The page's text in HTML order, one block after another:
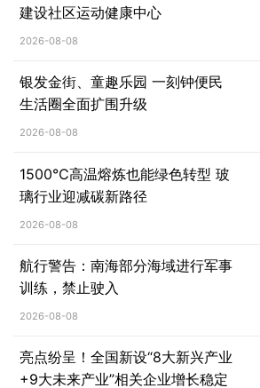
建设社区运动健康中心
2026-08-08
银发金街、童趣乐园 一刻钟便民
生活圈全面扩围升级
2026-08-08
1500℃高温熔炼也能绿色转型 玻
璃行业迎减碳新路径
2026-08-08
航行警告：南海部分海域进行军事
训练，禁止驶入
2026-08-08
亮点纷呈！全国新设“8大新兴产业
+9大未来产业”相关企业增长稳定